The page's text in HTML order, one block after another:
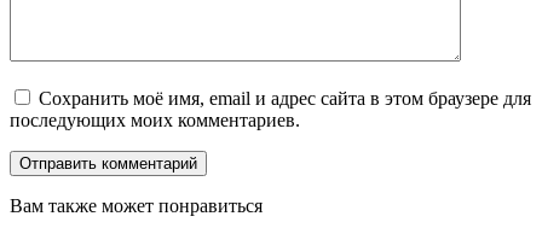
Сохранить моё имя, email и адрес сайта в этом браузере для
последующих моих комментариев.
Вам также может понравиться